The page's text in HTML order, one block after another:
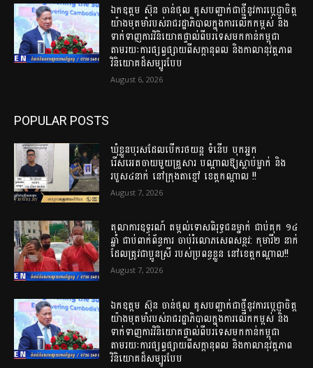
ឯកឧត្តម ស៊ុន ចាន់ថុល គូសបញ្ជាក់ជាថ្មីនូវការប្តេជ្ញាចិត្ត
យ៉ាងមុតមាំរបស់រាជរដ្ឋាភិបាលក្នុងការលើកកម្ពស់ និង
ទាក់ទាញការវិនិយោគផ្ទាល់ពីបរទេសមកកាន់កម្ពុជា
តាមរយៈការផ្សព្វផ្សាយពីសក្ដានុពល និងកាលានុវត្តភាព
វិនិយោគដ៏សម្បូរបែប
August 6, 2026
POPULAR POSTS
ឃុំខ្លួនបុរសដែលបើករថយន្ត ទំនើប បុកអ្នក
រើសអេតចាយមួយគ្រួសារ បណ្ដាលឱ្យស្លាប់ម្នាក់ និង
របួស៤នាក់ នៅក្រុងតាខ្មៅ ខេត្តកណ្តាល !!
August 7, 2026
តុលាការឧទ្ធរណ៍ តម្កល់ទោសពិរុទ្ធជនម្នាក់ ជាប់គុក ១៤
ឆ្នាំ ជាប់ពាក់ព័ន្ធការ ចាប់រំលោភសេពសន្ថវ: កុមារី២ នាក់
ដែលត្រូវជាប្អូនស្រី របស់ប្រពន្ធខ្លួន នៅខេត្តកណ្ដាល!!
August 7, 2026
ឯកឧត្តម ស៊ុន ចាន់ថុល គូសបញ្ជាក់ជាថ្មីនូវការប្តេជ្ញាចិត្ត
យ៉ាងមុតមាំរបស់រាជរដ្ឋាភិបាលក្នុងការលើកកម្ពស់ និង
ទាក់ទាញការវិនិយោគផ្ទាល់ពីបរទេសមកកាន់កម្ពុជា
តាមរយៈការផ្សព្វផ្សាយពីសក្ដានុពល និងកាលានុវត្តភាព
វិនិយោគដ៏សម្បូរបែប